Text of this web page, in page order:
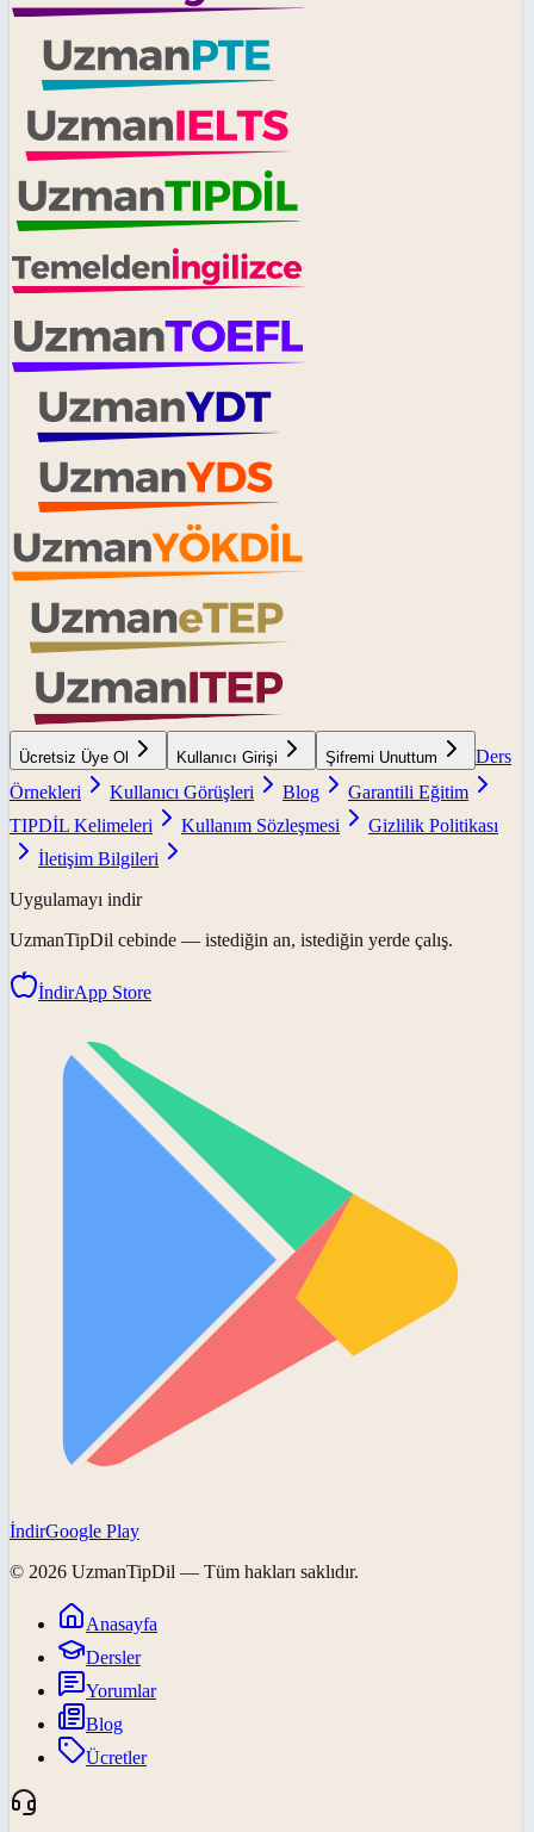
Ücretsiz Üye Ol Kullanıcı Girişi Şifremi Unuttum
Ders
Örnekleri
Kullanıcı Görüşleri Blog
Garantili Eğitim
TIPDİL Kelimeleri
Kullanım Sözleşmesi
Gizlilik Politikası
İletişim Bilgileri
Uygulamayı indir
UzmanTipDil cebinde — istediğin an, istediğin yerde çalış.
İndirApp Store
İndirGoogle Play
© 2026 UzmanTipDil — Tüm hakları saklıdır.
Anasayfa
Dersler
Yorumlar
Blog
Ücretler